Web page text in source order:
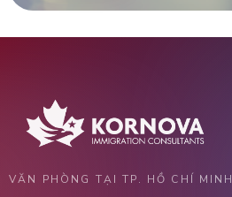
VĂN PHÒNG TẠI TP. HỒ CHÍ MINH